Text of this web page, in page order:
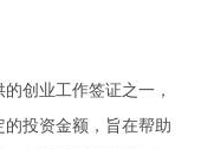
创业工作签证之一，
投资金额，旨在帮助